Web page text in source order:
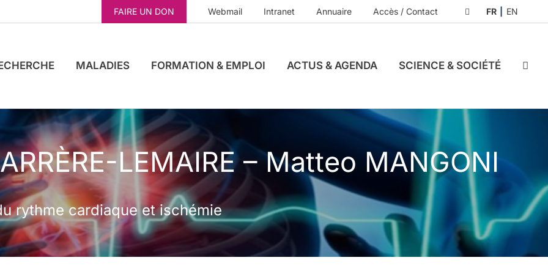
FAIRE UN DON Webmail Intranet Annuaire Accès / Contact FR EN
MALADIES FORMATION & EMPLOI ACTUS & AGENDA SCIENCE & SOCIÉTÉ
LEMAIRE – Matteo MANGONI
rythme cardiaque et ischémie